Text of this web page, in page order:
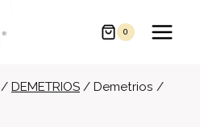
0
/ DEMETRIOS / Demetrios /